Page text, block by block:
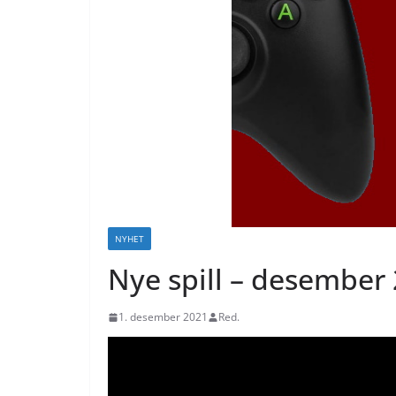
NYHET
Nye spill – desember
1. desember 2021 Red.